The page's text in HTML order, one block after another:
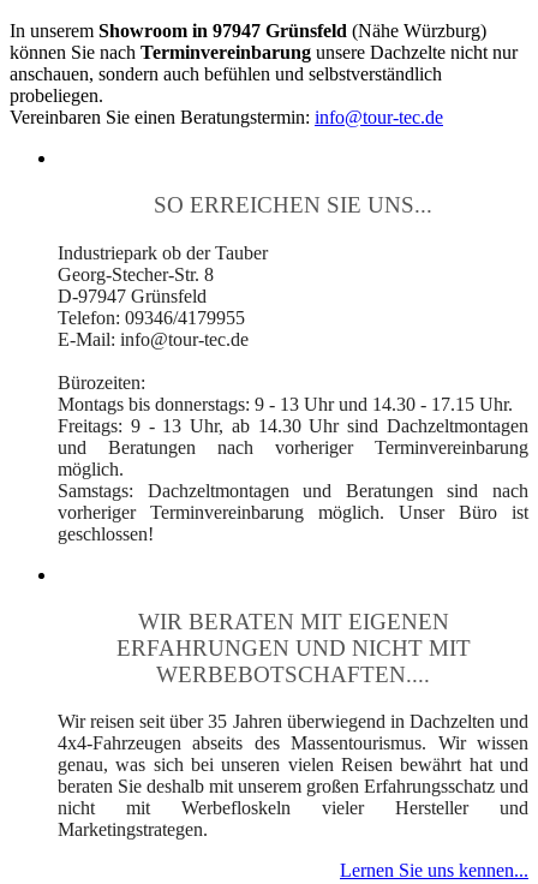
In unserem Showroom in 97947 Grünsfeld (Nähe Würzburg)
können Sie nach Terminvereinbarung unsere Dachzelte nicht nur
anschauen, sondern auch befühlen und selbstverständlich
probeliegen.
Vereinbaren Sie einen Beratungstermin: info@tour-tec.de
SO ERREICHEN SIE UNS...
Industriepark ob der Tauber
Georg-Stecher-Str. 8
D-97947 Grünsfeld
Telefon: 09346/4179955
E-Mail: info@tour-tec.de
Bürozeiten:
Montags bis donnerstags: 9 - 13 Uhr und 14.30 - 17.15 Uhr.
Freitags: 9 - 13 Uhr, ab 14.30 Uhr sind Dachzeltmontagen
und Beratungen nach vorheriger Terminvereinbarung
möglich.
Samstags: Dachzeltmontagen und Beratungen sind nach
vorheriger Terminvereinbarung möglich. Unser Büro ist
geschlossen!
WIR BERATEN MIT EIGENEN
ERFAHRUNGEN UND NICHT MIT
WERBEBOTSCHAFTEN....
Wir reisen seit über 35 Jahren überwiegend in Dachzelten und
4x4-Fahrzeugen abseits des Massentourismus. Wir wissen
genau, was sich bei unseren vielen Reisen bewährt hat und
beraten Sie deshalb mit unserem großen Erfahrungsschatz und
nicht mit Werbefloskeln vieler Hersteller und
Marketingstrategen.
Lernen Sie uns kennen...